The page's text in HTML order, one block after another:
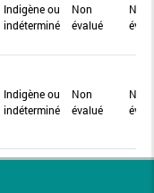
Indigène ou
indéterminé
Non
évalué
Non
Indigène ou
indéterminé
Non
évalué
Non